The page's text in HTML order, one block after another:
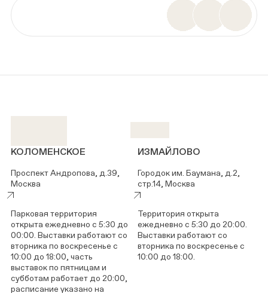
КОЛОМЕНСКОЕ
Проспект Андропова, д.39,
Москва
Парковая территория
открыта ежедневно с 5:30 до
00:00. Выставки работают со
вторника по воскресенье с
10:00 до 18:00, часть
выставок по пятницам и
субботам работает до 20:00,
расписание указано на
ИЗМАЙЛОВО
Городок им. Баумана, д.2,
стр.14, Москва
Территория открыта
ежедневно с 5:30 до 20:00.
Выставки работают со
вторника по воскресенье с
10:00 до 18:00.